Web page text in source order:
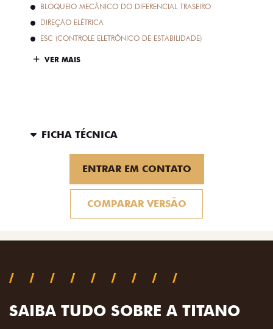
BLOQUEIO MECÂNICO DO DIFERENCIAL TRASEIRO
DIREÇÃO ELÉTRICA
ESC (CONTROLE ELETRÔNICO DE ESTABILIDADE)
VER MAIS
FICHA TÉCNICA
ENTRAR EM CONTATO
COMPARAR VERSÃO
SAIBA TUDO SOBRE A TITANO